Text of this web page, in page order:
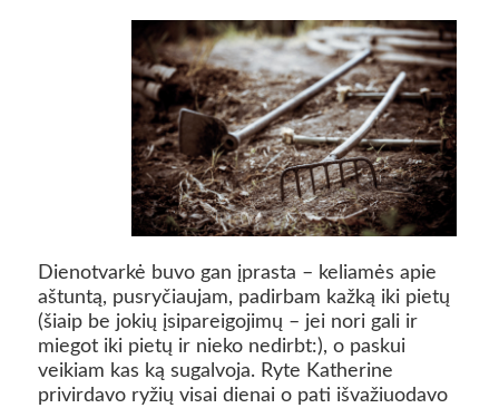
Dienotvarkė buvo gan įprasta – keliamės apie
aštuntą, pusryčiaujam, padirbam kažką iki pietų
(šiaip be jokių įsipareigojimų – jei nori gali ir
miegot iki pietų ir nieko nedirbt:), o paskui
veikiam kas ką sugalvoja. Ryte Katherine
privirdavo ryžių visai dienai o pati išvažiuodavo